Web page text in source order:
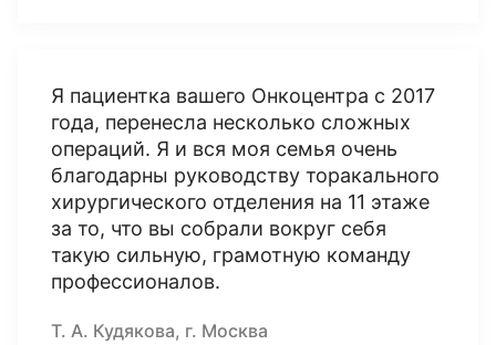
Я пациентка вашего Онкоцентра с 2017
года, перенесла несколько сложных
операций. Я и вся моя семья очень
благодарны руководству торакального
хирургического отделения на 11 этаже
за то, что вы собрали вокруг себя
такую сильную, грамотную команду
профессионалов.
Т. А. Кудякова, г. Москва